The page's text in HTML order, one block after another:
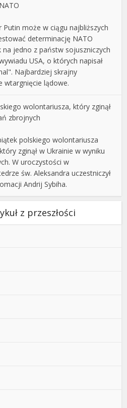
Putin może w ciągu najbliższych
determinację NATO
jedno z państw sojuszniczych
USA, o których napisał
Najbardziej skrajny
wtargnięcie lądowe.
wolontariusza, który zginął
zbrojnych
polskiego wolontariusza
zginął w Ukrainie w wyniku
W uroczystości w
św. Aleksandra uczestniczył
Andrij Sybiha.
z przeszłości